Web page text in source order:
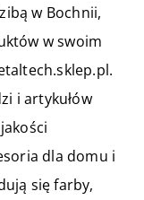
w Bochnii,
w swoim
i artykułów
dla domu i
się farby,